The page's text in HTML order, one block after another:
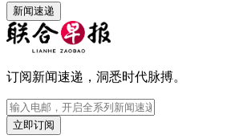
新闻速递
订阅新闻速递，洞悉时代脉搏。
立即订阅